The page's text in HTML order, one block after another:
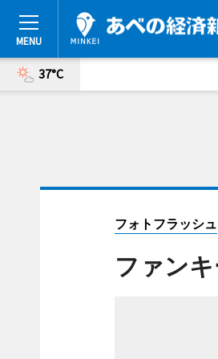
37°C
フォトフラッシュ
ファン